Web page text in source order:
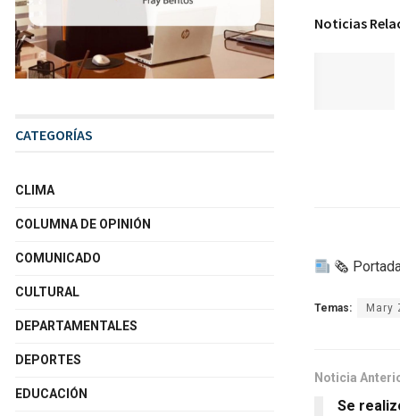
Noticias
🗞
Temas: Mary
Noticia
Se
CATEGORÍAS
CLIMA
COLUMNA DE OPINIÓN
COMUNICADO
CULTURAL
DEPARTAMENTALES
DEPORTES
EDUCACIÓN